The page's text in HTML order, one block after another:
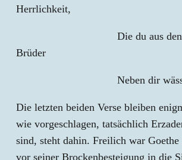
Herrlichkeit,
Die du aus den
Brüder
Neben dir
Die letzten beiden Verse bleiben
wie vorgeschlagen, tatsächlich
sind, steht dahin. Freilich war Goethe
vor seiner Brockenbesteigung in die